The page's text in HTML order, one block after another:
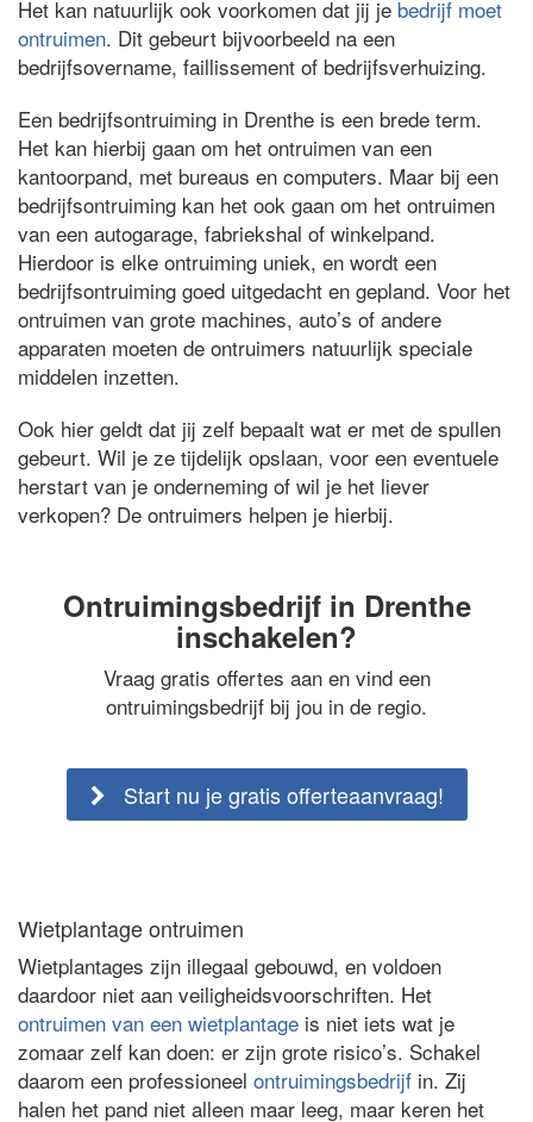
Het kan natuurlijk ook voorkomen dat jij je bedrijf moet
ontruimen. Dit gebeurt bijvoorbeeld na een
bedrijfsovername, faillissement of bedrijfsverhuizing.
Een bedrijfsontruiming in Drenthe is een brede term.
Het kan hierbij gaan om het ontruimen van een
kantoorpand, met bureaus en computers. Maar bij een
bedrijfsontruiming kan het ook gaan om het ontruimen
van een autogarage, fabriekshal of winkelpand.
Hierdoor is elke ontruiming uniek, en wordt een
bedrijfsontruiming goed uitgedacht en gepland. Voor het
ontruimen van grote machines, auto’s of andere
apparaten moeten de ontruimers natuurlijk speciale
middelen inzetten.
Ook hier geldt dat jij zelf bepaalt wat er met de spullen
gebeurt. Wil je ze tijdelijk opslaan, voor een eventuele
herstart van je onderneming of wil je het liever
verkopen? De ontruimers helpen je hierbij.
Ontruimingsbedrijf in Drenthe
inschakelen?
Vraag gratis offertes aan en vind een
ontruimingsbedrijf bij jou in de regio.
Start nu je gratis offerteaanvraag!
Wietplantage ontruimen
Wietplantages zijn illegaal gebouwd, en voldoen
daardoor niet aan veiligheidsvoorschriften. Het
ontruimen van een wietplantage is niet iets wat je
zomaar zelf kan doen: er zijn grote risico’s. Schakel
daarom een professioneel ontruimingsbedrijf in. Zij
halen het pand niet alleen maar leeg, maar keren het